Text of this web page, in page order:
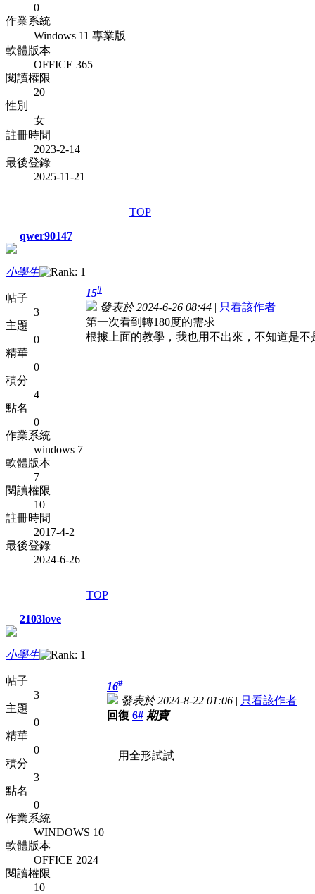
0
作業系統
Windows 11 專業版
軟體版本
OFFICE 365
閱讀權限
20
性別
女
註冊時間
2023-2-14
最後登錄
2025-11-21
TOP
qwer90147
小學生
帖子
3
主題
0
精華
0
積分
4
點名
0
作業系統
windows 7
軟體版本
7
閱讀權限
10
註冊時間
2017-4-2
最後登錄
2024-6-26
15#
發表於 2024-6-26 08:44 | 只看該作者
第一次看到轉180度的需求
根據上面的教學，我也用不出來，不知道是不
TOP
2103love
小學生
帖子
3
主題
0
精華
0
積分
3
點名
0
作業系統
WINDOWS 10
軟體版本
OFFICE 2024
閱讀權限
10
16#
發表於 2024-8-22 01:06 | 只看該作者
回復 6# 期寶
用全形試試